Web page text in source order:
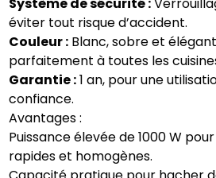
éviter tout risque d’accident.
Couleur : Blanc, sobre et
parfaitement à toutes les
Garantie :1 an, pour une
confiance.
Avantages :
Puissance élevée de 1000 W
rapides et homogènes.